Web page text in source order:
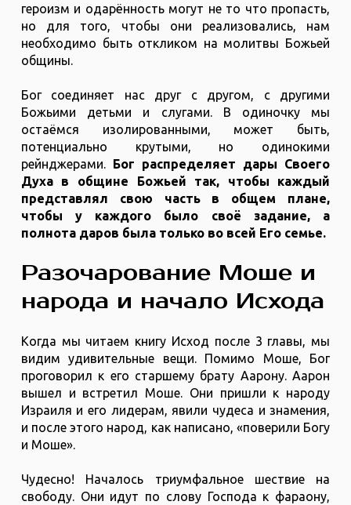
героизм и одарённость могут не то что пропасть,
но для того, чтобы они реализовались, нам
необходимо быть откликом на молитвы Божьей
общины.
Бог соединяет нас друг с другом, с другими
Божьими детьми и слугами. В одиночку мы
остаёмся изолированными, может быть,
потенциально крутыми, но одинокими
рейнджерами. Бог распределяет дары Своего
Духа в общине Божьей так, чтобы каждый
представлял свою часть в общем плане,
чтобы у каждого было своё задание, а
полнота даров была только во всей Его семье.
Разочарование Моше и
народа и начало Исхода
Когда мы читаем книгу Исход после 3 главы, мы
видим удивительные вещи. Помимо Моше, Бог
проговорил к его старшему брату Аарону. Аарон
вышел и встретил Моше. Они пришли к народу
Израиля и его лидерам, явили чудеса и знамения,
и после этого народ, как написано, «поверили Богу
и Моше».
Чудесно! Началось триумфальное шествие на
свободу. Они идут по слову Господа к фараону,